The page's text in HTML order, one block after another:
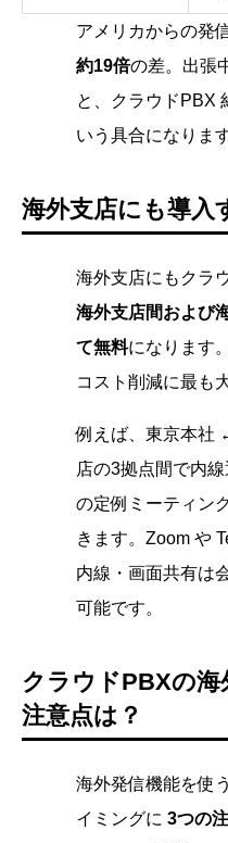
アメリカからの発
約19倍の差。出張
と、クラウドPBX
いう具合になります
海外支店にも導入
海外支店にもクラ
海外支店間および
て無料になります
コスト削減に最も
例えば、東京本社
店の3拠点間で内
の定例ミーティン
きます。Zoom や
内線・画面共有は
可能です。
クラウドPBXの
注意点は？
海外発信機能を使
イミングに 3つの